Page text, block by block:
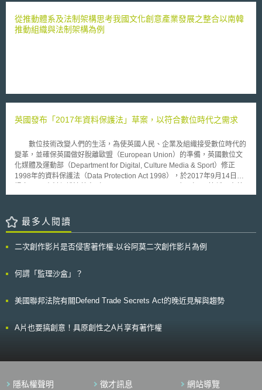
視為是個人意願，類似遺囑中選擇火葬的決定仍可能被執行者和繼承人推
翻，且無法強制執行。 我國個人資料保護法施行細則第2條規定：「本
可基於保護家庭之因素行使往生者於GDPR第15條至第22條之權力。
ETER9便可讓用戶設置死後停止AI代替回覆的功能，也可以指定授權往生後
的帳號負責人。在數位來生的議題中，我國應可參酌部分歐洲國家運用
GDPR規定從而規範往生者個人資料權利之方式，進而探討我國對往生者個
展與歐盟GDPR、ICO所制定公告之其他指引文件、歐盟第29條工作小組制
定公告之相關指導文件的聯結。歐盟第29條工作小組係由歐盟各會員國的資
業依其身分別（如資料管理者或資料處理者），選擇線上工具進行自我檢視
式施行，能作更充分的準備。
從推動體系及法制架構思考我國文化創意產業發展之整合以南韓
推動組織與法制架構為例
英國發布「2017年資料保護法」草案，以符合數位時代之需求
數位技術改變人們的生活，為使英國人民、企業及組織接受數位時代的
變革，並確保英國做好脫離歐盟（European Union）的準備，英國數位文
化媒體及運動部（Department for Digital, Culture Media & Sport）修正
1998年的資料保護法（Data Protection Act 1998），於2017年9月14日，
案）予上議院審議，以因應數位時代的來臨。 此次本草案修正的方向
（General Data Protection Regulation，簡稱GDPR）為標準，將歐盟
GDPR一般資料處理的相關規範之標準制定於此次修正之資料保護法中，並
近用與刪除予以規範以強化公共政策，並維護國家安全。 執法程序（§27-
蒐集資料，並非難事，因此，更需要一個強而有力且一致性的個人資料保護
流利用須依明確的程序規範並賦與相當之保護措施，確保英國退出歐盟後，
全。 國家安全（§80-111）： 因國家安全事項不在歐盟法（EU Law）規範
範圍之列，故GDPR或指令法律（Law Enforcement Directive，LED）之效
安全之必要蒐集個人資料之規範，明文納入個人資料保護法之適用，以符合
最多人閱讀
二次創作影片是否侵害著作權-以谷阿莫二次創作影片為例
何謂「監理沙盒」？
美國聯邦法院有關Defend Trade Secrets Act的晚近見解與趨勢
A片也要搞創意！具原創性之A片享有著作權
隱私權聲明 徵才訊息 網站導覽